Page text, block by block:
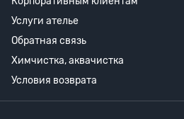
Услуги ателье
Обратная связь
Химчистка, аквачистка
Условия возврата